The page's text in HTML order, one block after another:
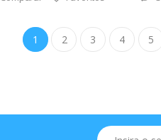
1 2 3 4 5
Email